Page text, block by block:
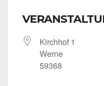
Kirch­hof 1
Wer­ne
59368